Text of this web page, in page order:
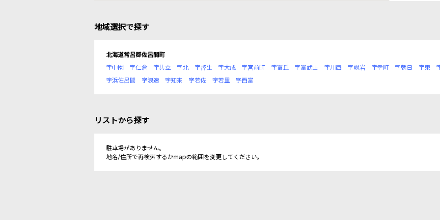
地域選択で探す
北海道常呂郡佐呂間町
字中園
字仁倉 字共立 字北 字啓生 字大成 字宮前町 字富丘 字富武士 字川西 字幌岩 字幸町 字朝日 字東
字浜佐呂間
字浪速 字知来 字若佐 字若里 字西富
リストから探す
駐車場がありません。
地名/住所で再検索するかmapの範囲を変更してください。